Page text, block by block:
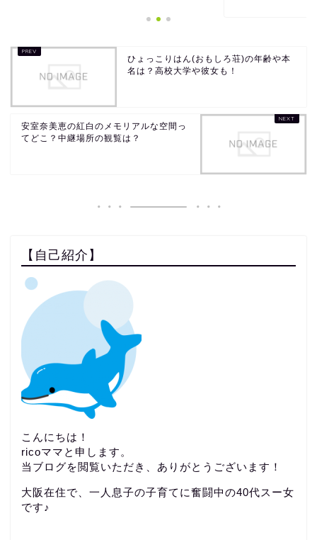
ひょっこりはん(おもしろ荘)の年齢や本
名は？高校大学や彼女も！
安室奈美恵の紅白のメモリアルな空間っ
てどこ？中継場所の観覧は？
【自己紹介】
こんにちは！
ricoママと申します。
当ブログを閲覧いただき、ありがとうございます！
大阪在住で、一人息子の子育てに奮闘中の40代スー女
です♪